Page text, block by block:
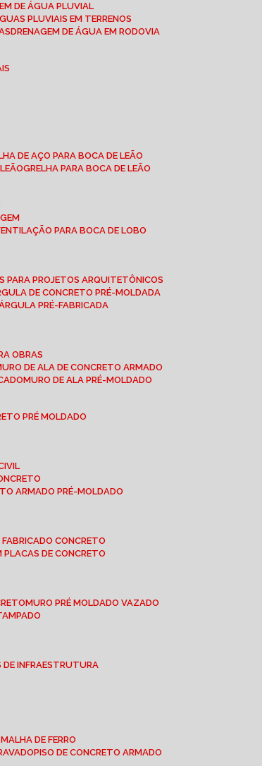
DE ÁGUA PLUVIAL
PLUVIAIS EM TERRENOS
DRENAGEM DE ÁGUA EM RODOVIA
DE AÇO PARA BOCA DE LEÃO
GRELHA PARA BOCA DE LEÃO
PARA BOCA DE LOBO
PARA PROJETOS ARQUITETÔNICOS
DE CONCRETO PRÉ-MOLDADA
PRÉ-FABRICADA
OBRAS
MURO DE ALA DE CONCRETO ARMADO
MURO DE ALA PRÉ-MOLDADO
PRÉ MOLDADO
ARMADO PRÉ-MOLDADO
FABRICADO CONCRETO
PLACAS DE CONCRETO
MURO PRÉ MOLDADO VAZADO
DE INFRAESTRUTURA
DE FERRO
PISO DE CONCRETO ARMADO